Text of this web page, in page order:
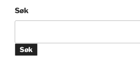
Søk
Søk